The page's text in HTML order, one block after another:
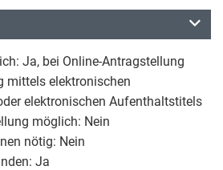
Ja, bei Online-Antragstellung
mittels elektronischen
elektronischen Aufenthaltstitels
möglich: Nein
nötig: Nein
Ja